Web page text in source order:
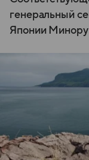
генеральный
Японии Минору